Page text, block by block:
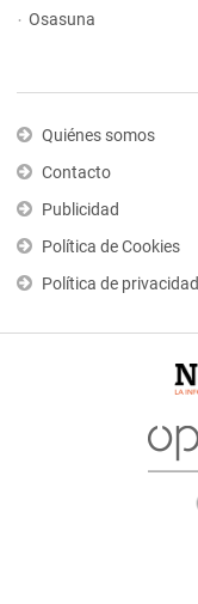
Osasuna
Quiénes somos
Contacto
Publicidad
Política de Cookies
Política de privacidad